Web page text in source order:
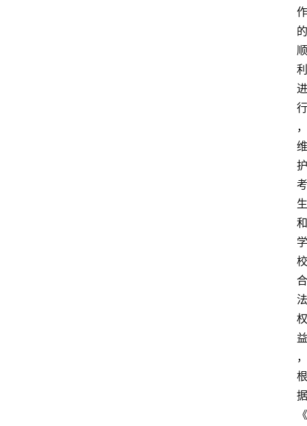
作
的
顺
利
进
行
，
维
护
考
生
和
学
校
合
法
权
益
，
根
据
《